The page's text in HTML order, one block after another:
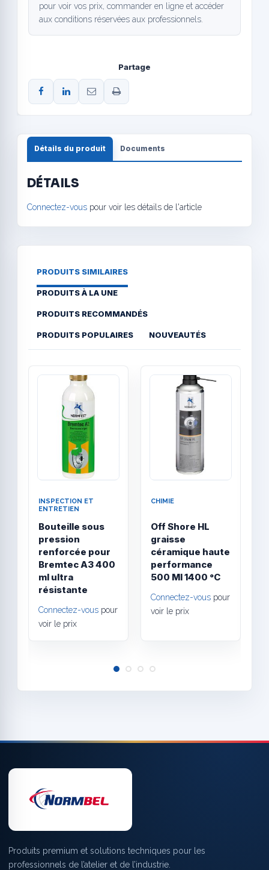
pour voir vos prix, commander en ligne et accéder
aux conditions réservées aux professionnels.
Partage
Détails du produit Documents
DÉTAILS
Connectez-vous pour voir les détails de l'article
PRODUITS SIMILAIRES
PRODUITS À LA UNE
PRODUITS RECOMMANDÉS
PRODUITS POPULAIRES NOUVEAUTÉS
INSPECTION ET
ENTRETIEN
Bouteille sous
pression
renforcée pour
Bremtec A3 400
ml ultra
résistante
Connectez-vous pour
voir le prix
CHIMIE
Off Shore HL
graisse
céramique haute
performance
500 Ml 1400 °C
Connectez-vous pour
voir le prix
Produits premium et solutions techniques pour les
professionnels de l’atelier et de l’industrie.